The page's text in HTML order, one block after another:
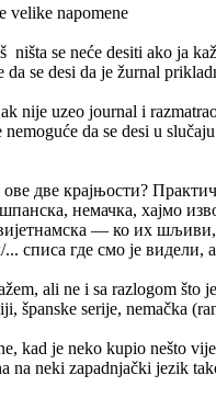
velike napomene
ništa se neće desiti ako ja
da se desi da je žurnal
nije uzeo journal i
nemoguće da se desi u
две крајњости?
немачка, хајмо
— ко их
списа где смо је видели,
ali ne i sa razlogom
španske serije, nemačka
kad je neko kupio nešto
na neki zapadnjački jezik